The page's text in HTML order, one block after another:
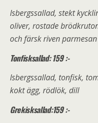
Isbergssallad, stekt
oliver, rostade
och färsk riven parmesan
Tonfisksallad: 159 :-
Isbergssallad, tonfisk,
kokt ägg, rödlök, dill
Grekisksallad:159 :-